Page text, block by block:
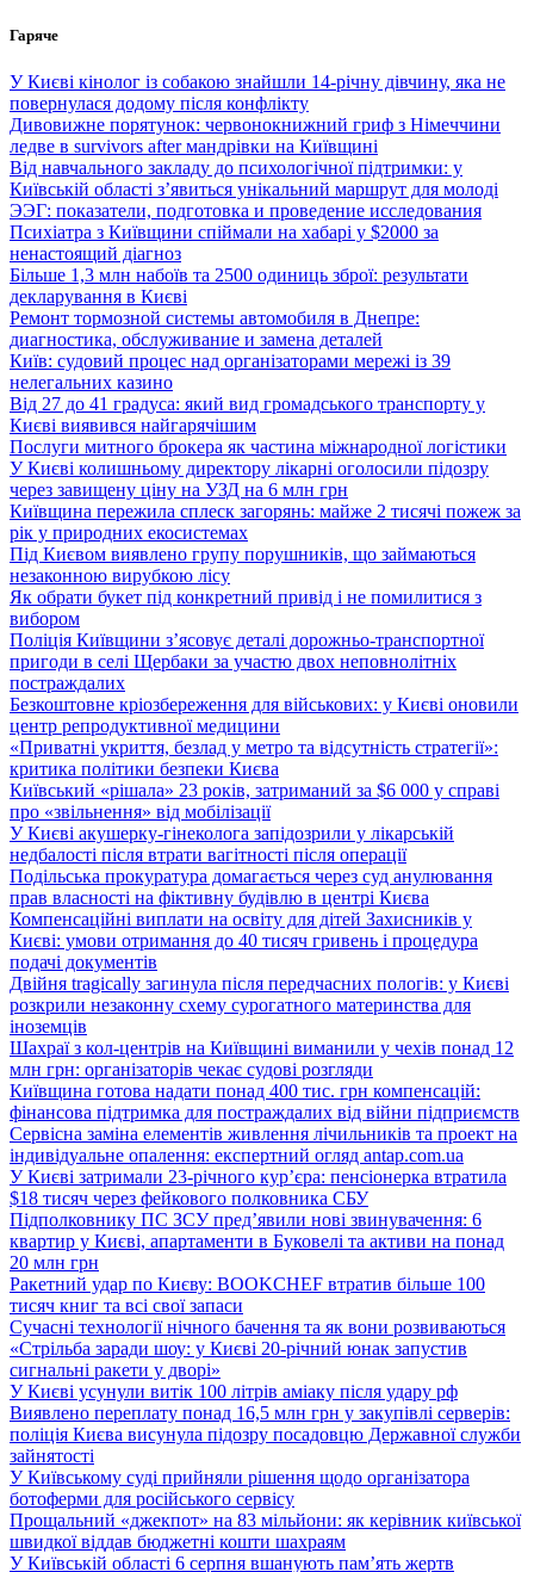
Перейти
вмісту
Гаряче
У Києві кінолог із собакою знайшли 14-річну дівчину, яка не
повернулася додому після конфлікту
Дивовижне порятунок: червонокнижний гриф з Німеччини
ледве в survivors after мандрівки на Київщині
Від навчального закладу до психологічної підтримки: у
Київській області з’явиться унікальний маршрут для молоді
ЭЭГ: показатели, подготовка и проведение исследования
Психіатра з Київщини спіймали на хабарі у $2000 за
ненастоящий діагноз
Більше 1,3 млн набоїв та 2500 одиниць зброї: результати
декларування в Києві
Ремонт тормозной системы автомобиля в Днепре:
диагностика, обслуживание и замена деталей
Київ: судовий процес над організаторами мережі із 39
нелегальних казино
Від 27 до 41 градуса: який вид громадського транспорту у
Києві виявився найгарячішим
Послуги митного брокера як частина міжнародної логістики
У Києві колишньому директору лікарні оголосили підозру
через завищену ціну на УЗД на 6 млн грн
Київщина пережила сплеск загорянь: майже 2 тисячі пожеж за
рік у природних екосистемах
Під Києвом виявлено групу порушників, що займаються
незаконною вирубкою лісу
Як обрати букет під конкретний привід і не помилитися з
вибором
Поліція Київщини з’ясовує деталі дорожньо-транспортної
пригоди в селі Щербаки за участю двох неповнолітніх
постраждалих
Безкоштовне кріозбереження для військових: у Києві оновили
центр репродуктивної медицини
«Приватні укриття, безлад у метро та відсутність стратегії»:
критика політики безпеки Києва
Київський «рішала» 23 років, затриманий за $6 000 у справі
про «звільнення» від мобілізації
У Києві акушерку-гінеколога запідозрили у лікарській
недбалості після втрати вагітності після операції
Подільська прокуратура домагається через суд анулювання
прав власності на фіктивну будівлю в центрі Києва
Компенсаційні виплати на освіту для дітей Захисників у
Києві: умови отримання до 40 тисяч гривень і процедура
подачі документів
Двійня tragically загинула після передчасних пологів: у Києві
розкрили незаконну схему сурогатного материнства для
іноземців
Шахраї з кол-центрів на Київщині виманили у чехів понад 12
млн грн: організаторів чекає судові розгляди
Київщина готова надати понад 400 тис. грн компенсацій:
фінансова підтримка для постраждалих від війни підприємств
Сервісна заміна елементів живлення лічильників та проект на
індивідуальне опалення: експертний огляд antap.com.ua
У Києві затримали 23-річного кур’єра: пенсіонерка втратила
$18 тисяч через фейкового полковника СБУ
Підполковнику ПС ЗСУ пред’явили нові звинувачення: 6
квартир у Києві, апартаменти в Буковелі та активи на понад
20 млн грн
Ракетний удар по Києву: BOOKCHEF втратив більше 100
тисяч книг та всі свої запаси
Сучасні технології нічного бачення та як вони розвиваються
«Стрільба заради шоу: у Києві 20-річний юнак запустив
сигнальні ракети у дворі»
У Києві усунули витік 100 літрів аміаку після удару рф
Виявлено переплату понад 16,5 млн грн у закупівлі серверів:
поліція Києва висунула підозру посадовцю Державної служби
зайнятості
У Київському суді прийняли рішення щодо організатора
ботоферми для російського сервісу
Прощальний «джекпот» на 83 мільйони: як керівник київської
швидкої віддав бюджетні кошти шахраям
У Київській області 6 серпня вшанують пам’ять жертв